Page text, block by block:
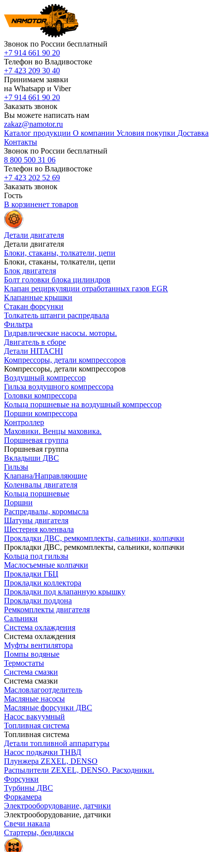
Звонок по России бесплатный
+7 914 661 90 20
Телефон во Владивостоке
+7 423 209 30 40
Принимаем заявки
на Whatsapp и Viber
+7 914 661 90 20
Заказать звонок
Вы можете написать нам
zakaz@namotor.ru
Каталог продукции О компании Условия покупки Доставка
Контакты
Звонок по России бесплатный
8 800 500 31 06
Телефон во Владивостоке
+7 423 202 52 69
Заказать звонок
Гость
В корзиненет товаров
Детали двигателя
Детали двигателя
Блоки, стаканы, толкатели, цепи
Блоки, стаканы, толкатели, цепи
Блок двигателя
Болт головки блока цилиндров
Клапан рециркуляции отработанных газов EGR
Клапанные крышки
Стакан форсунки
Толкатель штанги распредвала
Фильтра
Гидравлические насосы. моторы.
Двигатель в сборе
Детали HITACHI
Компрессоры, детали компрессоров
Компрессоры, детали компрессоров
Воздушный компрессор
Гильза воздушного компрессора
Головки компрессора
Кольца поршневые на воздушный компрессор
Поршни компрессора
Контроллер
Маховики. Венцы маховика.
Поршневая группа
Поршневая группа
Вкладыши ДВС
Гильзы
Клапана/Направляющие
Коленвалы двигателя
Кольца поршневые
Поршни
Распредвалы, коромысла
Шатуны двигателя
Шестерня коленвала
Прокладки ДВС, ремкомплекты, сальники, колпачки
Прокладки ДВС, ремкомплекты, сальники, колпачки
Кольца под гильзы
Маслосъемные колпачки
Прокладки ГБЦ
Прокладки коллектора
Прокладки под клапанную крышку
Прокладки поддона
Ремкомплекты двигателя
Сальники
Система охлаждения
Система охлаждения
Муфты вентилятора
Помпы водяные
Термостаты
Система смазки
Система смазки
Масловлагоотделитель
Масляные насосы
Масляные форсунки ДВС
Насос вакуумный
Топливная система
Топливная система
Детали топливной аппаратуры
Насос подкачки ТНВД
Плунжера ZEXEL, DENSO
Распылители ZEXEL, DENSO. Расходники.
Форсунки
Турбины ДВС
Форкамера
Электрооборудование, датчики
Электрооборудование, датчики
Свечи накала
Стартеры, бендиксы